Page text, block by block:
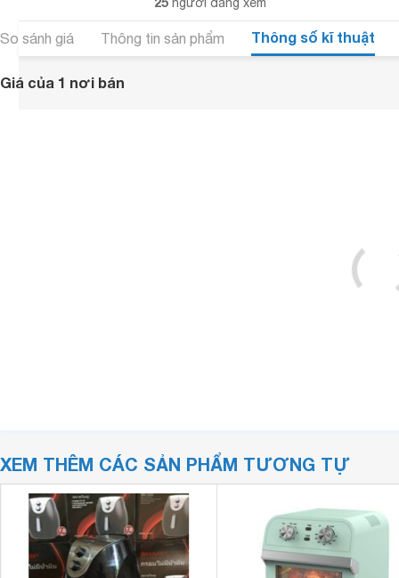
So sánh giá Thông tin sản phẩm Thông số kĩ thuật
Giá của 1 nơi bán
XEM THÊM CÁC SẢN PHẨM TƯƠNG TỰ